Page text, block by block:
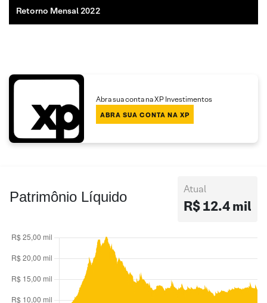
Retorno Mensal 2022
Abra sua conta na XP Investimentos
ABRA SUA CONTA NA XP
Patrimônio Líquido Atual
R$ 12.4 mil